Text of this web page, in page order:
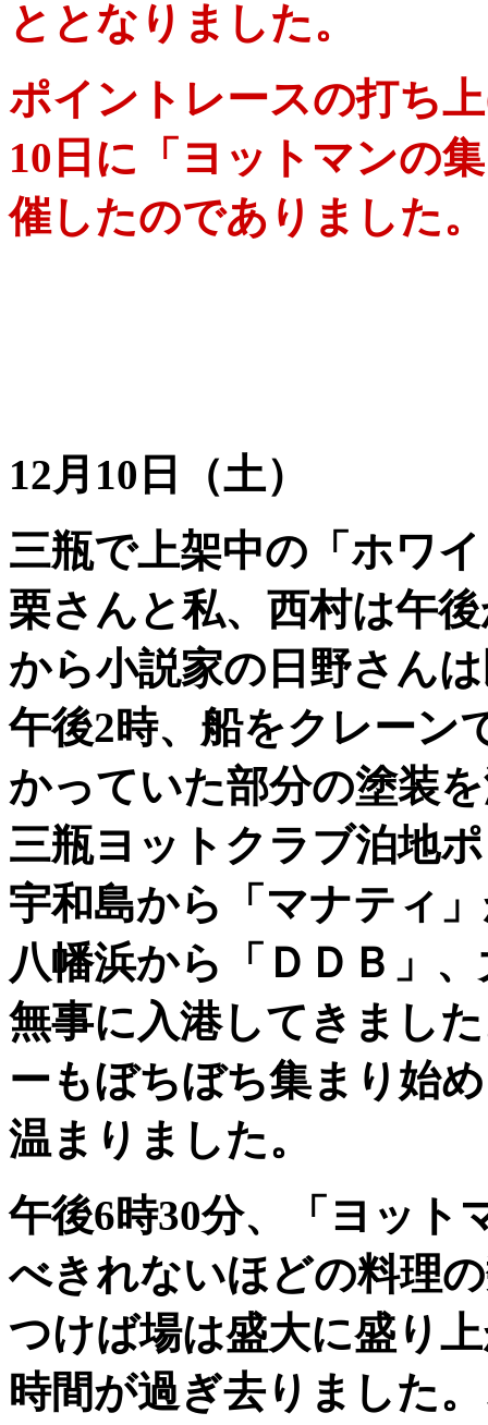
ととなりました。
ポイントレースの打ち
10日に「ヨットマンの
催したのでありました。
12月10日（土）
三瓶で上架中の「ホワ
栗さんと私、西村は午
から小説家の日野さん
午後2時、船をクレーン
かっていた部分の塗装
三瓶ヨットクラブ泊地
宇和島から「マナティ
八幡浜から「ＤＤＢ」
無事に入港してきまし
ーもぼちぼち集まり始
温まりました。
午後6時30分、「ヨット
べきれないほどの料理
つけば場は盛大に盛り
時間が過ぎ去りました